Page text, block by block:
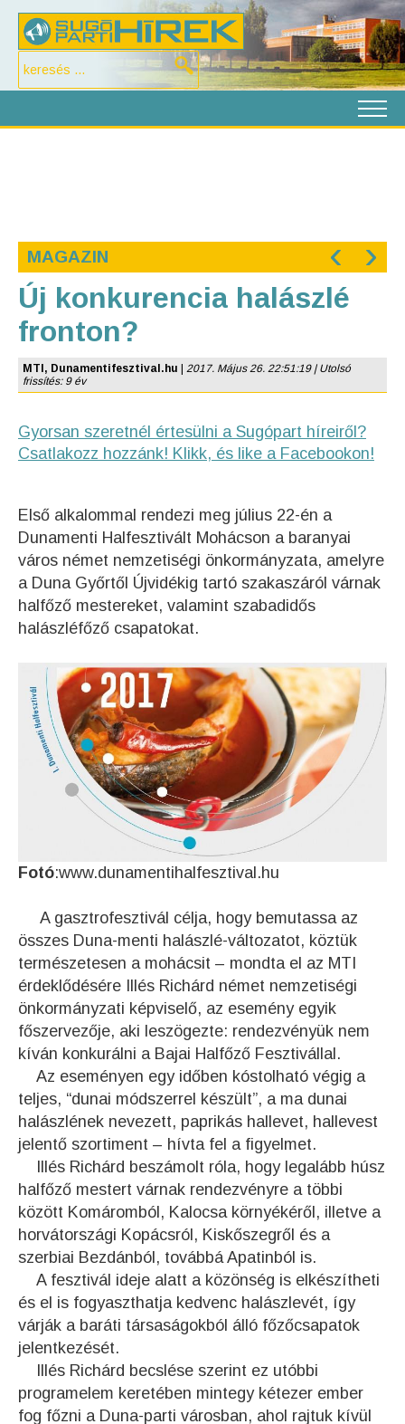
MAGAZIN ‹ ›
Új konkurencia halászlé
fronton?
MTI, Dunamentifesztival.hu
2017. Május 26. 22:51:19 | Utolsó
frissítés: 9 év
Gyorsan szeretnél értesülni a Sugópart híreiről?
Csatlakozz hozzánk! Klikk, és like a Facebookon!
Első alkalommal rendezi meg július 22-én a
Dunamenti Halfesztivált Mohácson a baranyai
város német nemzetiségi önkormányzata, amelyre
a Duna Győrtől Újvidékig tartó szakaszáról várnak
halfőző mestereket, valamint szabadidős
halászléfőző csapatokat.
Fotó:www.dunamentihalfesztival.hu
A gasztrofesztivál célja, hogy bemutassa az
összes Duna-menti halászlé-változatot, köztük
természetesen a mohácsit – mondta el az MTI
érdeklődésére Illés Richárd német nemzetiségi
önkormányzati képviselő, az esemény egyik
főszervezője, aki leszögezte: rendezvényük nem
kíván konkurálni a Bajai Halfőző Fesztivállal.
Az eseményen egy időben kóstolható végig a
teljes, “dunai módszerrel készült”, a ma dunai
halászlének nevezett, paprikás hallevet, hallevest
jelentő szortiment – hívta fel a figyelmet.
Illés Richárd beszámolt róla, hogy legalább húsz
halfőző mestert várnak rendezvényre a többi
között Komáromból, Kalocsa környékéről, illetve a
horvátországi Kopácsról, Kiskőszegről és a
szerbiai Bezdánból, továbbá Apatinból is.
A fesztivál ideje alatt a közönség is elkészítheti
és el is fogyaszthatja kedvenc halászlevét, így
várják a baráti társaságokból álló főzőcsapatok
jelentkezését.
Illés Richárd becslése szerint ez utóbbi
programelem keretében mintegy kétezer ember
fog főzni a Duna-parti városban, ahol rajtuk kívül